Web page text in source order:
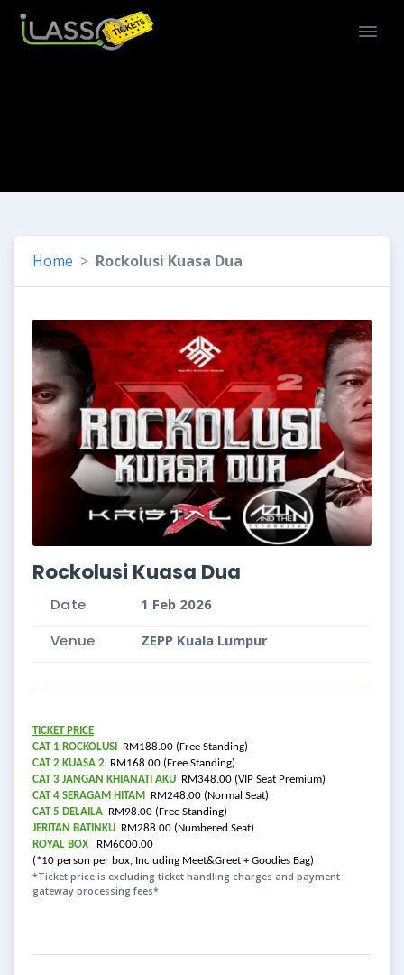
Home Rockolusi Kuasa Dua
Rockolusi Kuasa Dua
Date 1 Feb 2026
Venue ZEPP Kuala Lumpur
TICKET PRICE
CAT 1 ROCKOLUSI RM188.00 (Free Standing)
CAT 2 KUASA 2 RM168.00 (Free Standing)
CAT 3 JANGAN KHIANATI AKU RM348.00 (VIP Seat Premium)
CAT 4 SERAGAM HITAM
RM248.00 (Normal Seat)
CAT 5 DELAILA RM98.00 (Free Standing)
JERITAN BATINKU RM288.00 (Numbered Seat)
ROYAL BOX RM6000.00
(*10 person per box, Including Meet&Greet + Goodies Bag)
*Ticket price is excluding ticket handling charges and payment
gateway processing fees*